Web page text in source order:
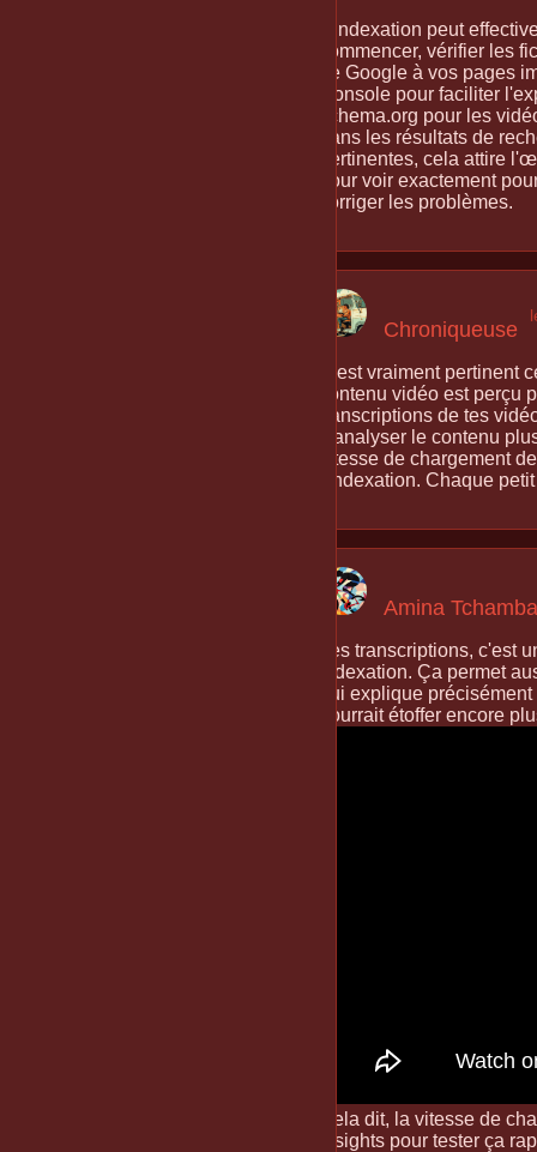
L'indexation peut
commencer, vérifier les
de Google à vos pages
Console pour faciliter
schema.org pour les
dans les résultats de
pertinentes, cela attire
pour voir exactement
corriger les problèmes.
Chroniqueuse
C'est vraiment pertinent
contenu vidéo est perçu
transcriptions de tes
d'analyser le contenu
vitesse de chargement
l'indexation. Chaque
Amina Tchamba
Les transcriptions, c'est
indexation. Ça permet
qui explique
pourrait étoffer encore
Cela dit, la vitesse de
Insights pour tester ça